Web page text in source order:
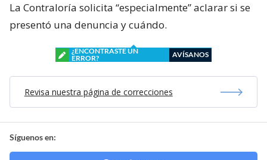
La Contraloría solicita “especialmente” aclarar si se
presentó una denuncia y cuándo.
¿ENCONTRASTE UN
ERROR?
AVÍSANOS
Revisa nuestra página de correcciones
Síguenos en: